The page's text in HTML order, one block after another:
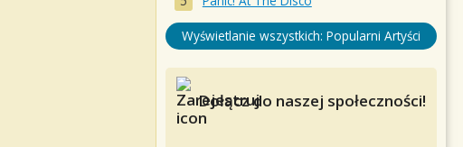
Wyświetlanie wszystkich: Popularni Artyści
Dołącz do naszej społeczności!